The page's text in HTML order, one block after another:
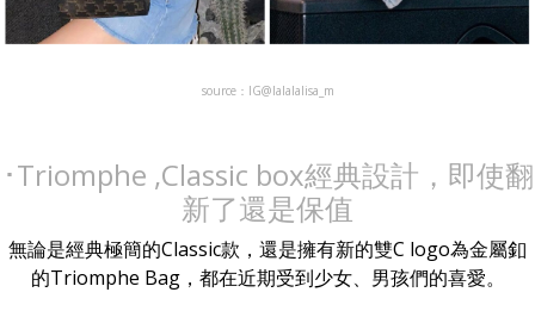
source：IG@lalalalisa_m
･Triomphe ,Classic box經典設計，即使翻
新了還是保值
無論是經典極簡的Classic款，還是擁有新的雙C logo為金屬釦
的Triomphe Bag，都在近期受到少女、男孩們的喜愛。